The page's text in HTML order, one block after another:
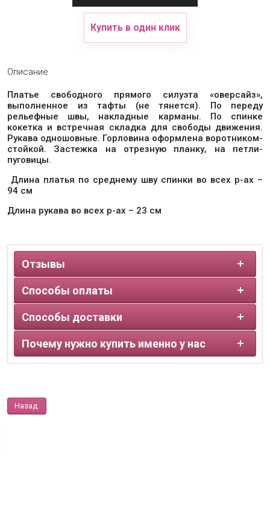
Купить в один клик
Описание
Платье свободного прямого силуэта «оверсайз»,
выполненное из тафты (не тянется). По переду
рельефные швы, накладные карманы. По спинке
кокетка и встречная складка для свободы движения.
Рукава одношовные. Горловина оформлена воротником-
стойкой. Застежка на отрезную планку, на петли-
пуговицы.
Длина платья по среднему шву спинки во всех р-ах –
94 см
Длина рукава во всех р-ах – 23 см
Отзывы
Способы оплаты
Способы доставки
Почему нужно купить именно у нас
Назад.